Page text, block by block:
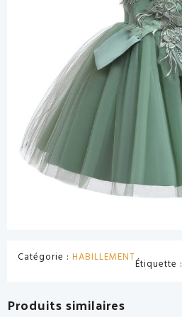
Catégorie : HABILLEMENTÉtiquette :
Produits similaires